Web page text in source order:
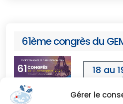
Gérer le
61ème congrès du
18 au